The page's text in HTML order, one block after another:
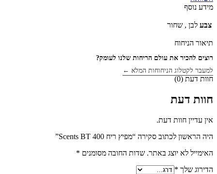
ריח
Scents
BT
400
מידע נוסף
צבע לבן , שחור
תיאור הניחוח
רוצים להכיר את עולם הריחות שלנו לעומק?
למעבר לקטלוג הניחוחות המלא ←
חוות דעת (0)
חוות דעת
אין עדיין חוות דעת.
היה הראשון לכתוב סקירה “מפיץ ריח Scents BT 400”
האימייל לא יוצג באתר. שדות החובה מסומנים *
הדירוג שלך *